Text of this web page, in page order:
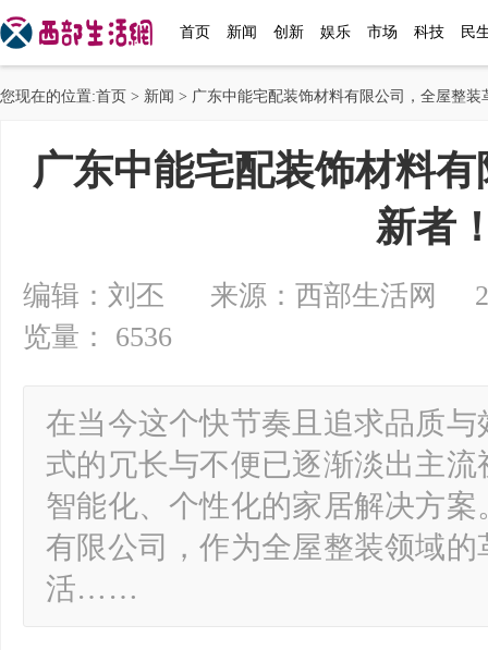
首页 新闻 创新 娱乐 市场 科技 民
您现在的位置:首页 > 新闻 > 广东中能宅配装饰材料有限公司，全屋整装
广东中能宅配装饰材料
新者
编辑：刘丕 来源：西部生活网
览量： 6536
在当今这个快节奏且追求品质
式的冗长与不便已逐渐淡出主
智能化、个性化的家居解决方
有限公司，作为全屋整装领域
活……